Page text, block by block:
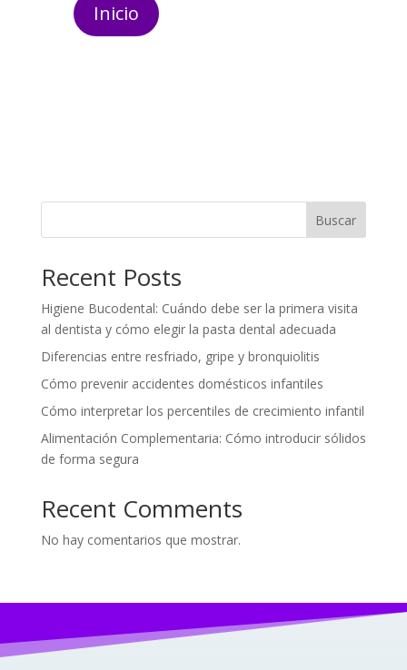
Inicio
Buscar
Recent Posts
Higiene Bucodental: Cuándo debe ser la primera visita
al dentista y cómo elegir la pasta dental adecuada
Diferencias entre resfriado, gripe y bronquiolitis
Cómo prevenir accidentes domésticos infantiles
Cómo interpretar los percentiles de crecimiento infantil
Alimentación Complementaria: Cómo introducir sólidos
de forma segura
Recent Comments
No hay comentarios que mostrar.